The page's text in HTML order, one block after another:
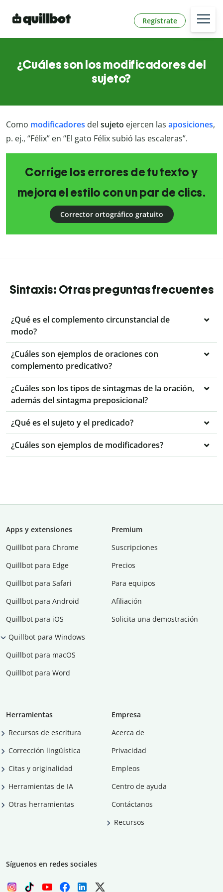
Regístrate
¿Cuáles son los modificadores del
sujeto?
Como modificadores del sujeto ejercen las aposiciones,
p. ej., “Félix” en “El gato Félix subió las escaleras”.
Corrige los errores de tu texto y
mejora el estilo con un par de clics.
Corrector ortográfico gratuito
Sintaxis: Otras preguntas frecuentes
¿Qué es el complemento circunstancial de
modo?
¿Cuáles son ejemplos de oraciones con
complemento predicativo?
¿Cuáles son los tipos de sintagmas de la oración,
además del sintagma preposicional?
¿Qué es el sujeto y el predicado?
¿Cuáles son ejemplos de modificadores?
Apps y extensiones
Quillbot para Chrome
Quillbot para Edge
Quillbot para Safari
Quillbot para Android
Quillbot para iOS
Quillbot para Windows
Quillbot para macOS
Quillbot para Word
Premium
Suscripciones
Precios
Para equipos
Afiliación
Solicita una demostración
Herramientas
Recursos de escritura
Corrección lingüística
Citas y originalidad
Herramientas de IA
Otras herramientas
Empresa
Acerca de
Privacidad
Empleos
Centro de ayuda
Contáctanos
Recursos
Síguenos en redes sociales